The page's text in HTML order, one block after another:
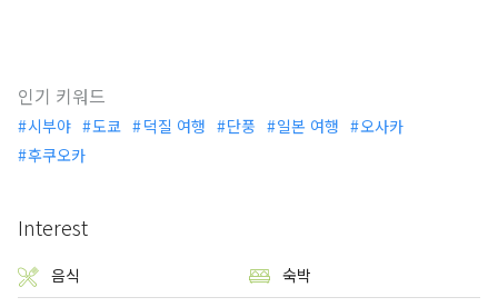
인기 키워드
시부야 도쿄 덕질 여행 단풍 일본 여행
오사카
후쿠오카
Interest
음식 숙박